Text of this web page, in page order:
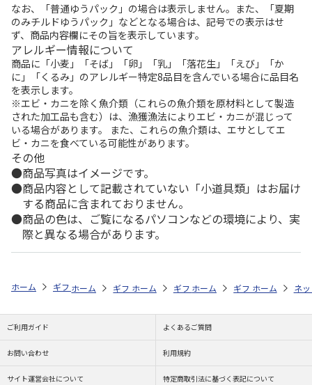
なお、「普通ゆうパック」の場合は表示しません。また、「夏期
のみチルドゆうパック」などとなる場合は、記号での表示はせ
ず、商品内容欄にその旨を表示しています。
アレルギー情報について
商品に「小麦」「そば」「卵」「乳」「落花生」「えび」「か
に」「くるみ」のアレルギー特定8品目を含んでいる場合に品目名
を表示します。
※エビ・カニを除く魚介類（これらの魚介類を原材料として製造
された加工品も含む）は、漁獲漁法によりエビ・カニが混じって
いる場合があります。 また、これらの魚介類は、エサとしてエ
ビ・カニを食べている可能性があります。
その他
商品写真はイメージです。
商品内容として記載されていない「小道具類」はお届け
する商品に含まれておりません。
商品の色は、ご覧になるパソコンなどの環境により、実
際と異なる場合があります。
ホーム ギフトストア お中元・夏ギフト特集 2026 うなぎ・魚・海鮮
ホーム ギフトストア お中元・夏ギフト特集 2026
ホーム ギフトストア お中元・夏ギフト
ホーム ギフトストア お
ホーム ネ
ご利用ガイド よくあるご質問
お問い合わせ 利用規約
サイト運営会社について 特定商取引法に基づく表記について